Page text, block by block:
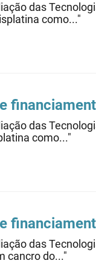
das
como..."
das
como..."
das
cancro do..."